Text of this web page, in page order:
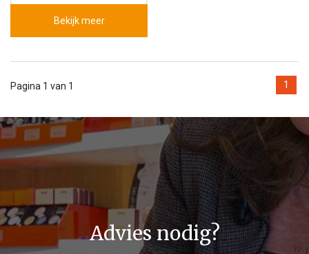
Bekijk meer
Pagina 1 van 1 1
Advies nodig?